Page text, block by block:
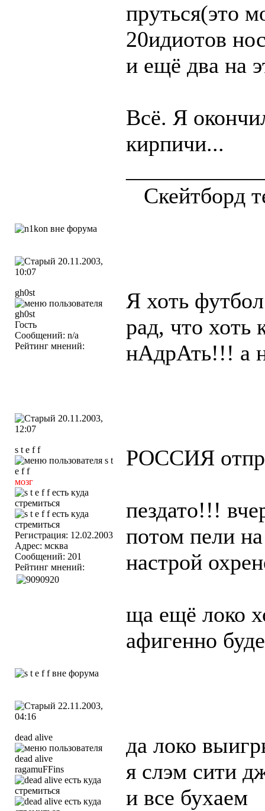
пруться(это
20идиотов
и ещё два на
Всё. Я
кирпичи...
Скейтборд
20.11.2003,
10:07
gh0st
Гость
Сообщений: n/a
Рейтинг мнений:
Я хоть
рад, что
нАдрАть!!! а
20.11.2003,
12:07
s t e f f
мозг
Регистрация: 12.02.2003
Адрес: мсква
Сообщений: 201
Рейтинг мнений:
РОССИЯ
пездато!!!
потом пели
настрой
ща ещё локо
афигенно
22.11.2003,
04:16
dead alive
ragamuFFins
да локо
я слэм сити
и все бухаем